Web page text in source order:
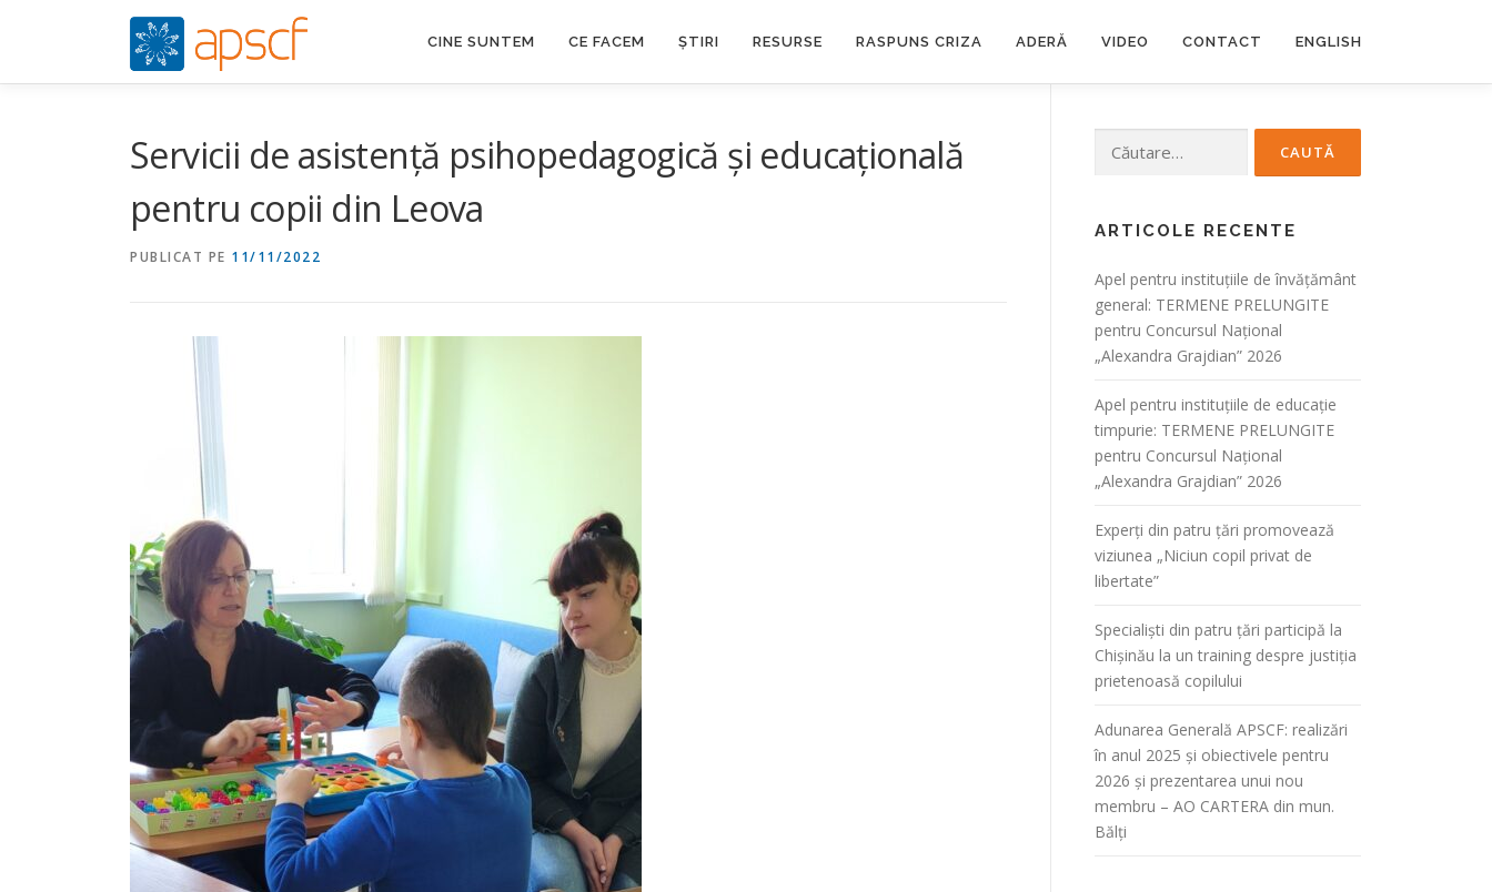
CINE SUNTEM CE FACEM ȘTIRI RESURSE RASPUNS CRIZA ADERĂ VIDEO CONTACT ENGLISH
Servicii de asistență psihopedagogică și educațională
pentru copii din Leova
PUBLICAT PE 11/11/2022
după:
ARTICOLE RECENTE
Apel pentru instituțiile de învățământ
general: TERMENE PRELUNGITE
pentru Concursul Național
„Alexandra Grajdian” 2026
Apel pentru instituțiile de educație
timpurie: TERMENE PRELUNGITE
pentru Concursul Național
„Alexandra Grajdian” 2026
Experți din patru țări promovează
viziunea „Niciun copil privat de
libertate”
Specialiști din patru țări participă la
Chișinău la un training despre justiția
prietenoasă copilului
Adunarea Generală APSCF: realizări
în anul 2025 și obiectivele pentru
2026 și prezentarea unui nou
membru – AO CARTERA din mun.
Bălți